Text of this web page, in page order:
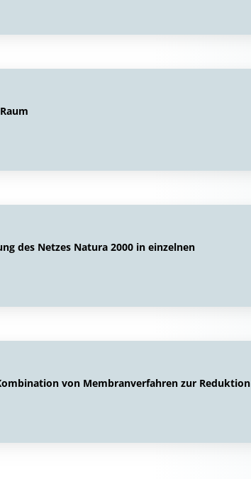
des Netzes Natura 2000 in einzelnen
von Membranverfahren zur Reduktion